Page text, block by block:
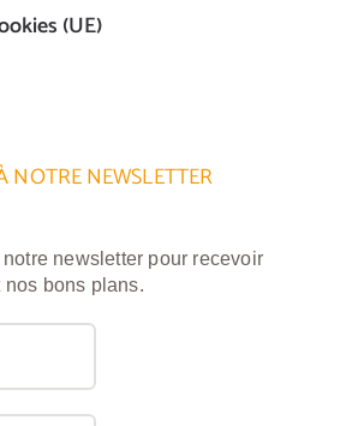
(UE)
NEWSLETTER
newsletter pour recevoir
nos bons plans.